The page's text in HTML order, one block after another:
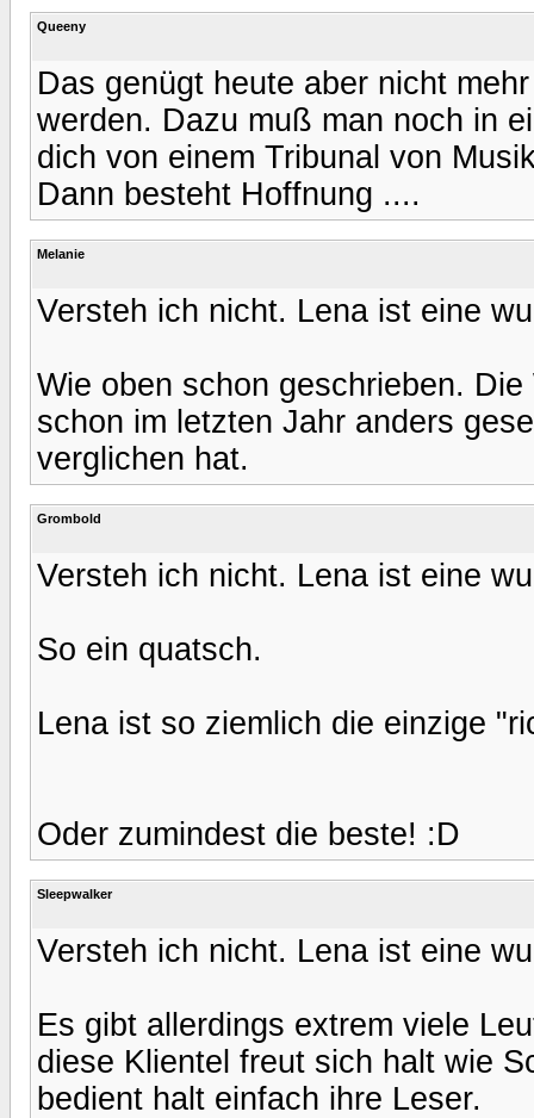
Queeny
Das genügt heute aber nicht
werden. Dazu muß man noch in
dich von einem Tribunal von
Dann besteht Hoffnung ....
Melanie
Versteh ich nicht. Lena ist eine
Wie oben schon geschrieben.
schon im letzten Jahr anders
verglichen hat.
Grombold
Versteh ich nicht. Lena ist eine
So ein quatsch.
Lena ist so ziemlich die einzige
Oder zumindest die beste! :D
Sleepwalker
Versteh ich nicht. Lena ist eine
Es gibt allerdings extrem viele
diese Klientel freut sich halt wie
bedient halt einfach ihre Leser.